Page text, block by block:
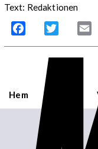
Text: Redaktionen
Facebook Twitter
Hem